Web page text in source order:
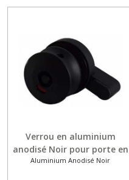
Verrou en aluminium
anodisé Noir pour porte en
feuillure de 13mm
Aluminium Anodisé Noir